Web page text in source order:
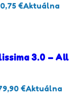
€Aktuálna
3.0 – All
€Aktuálna